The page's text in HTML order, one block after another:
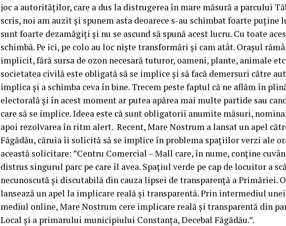
joc a autorităților, care a dus la distrugerea în mare măsură a parcului
scris, noi am auzit și spunem asta deoarece s-au schimbat foarte puține
sunt foarte dezamăgiți și nu se ascund să spună acest lucru. Cu toate
schimbă. Pe ici, pe colo au loc niște transformări și cam atât. Orașul
implicit, fără sursa de ozon necesară tuturor, oameni, plante, animale
societatea civilă este obligată să se implice și să facă demersuri către
implica și a schimba ceva în bine. Trecem peste faptul că ne aflăm în
electorală și în acest moment ar putea apărea mai multe partide sau
care să se implice. Ideea este că sunt obligatorii anumite măsuri,
apoi rezolvarea în ritm alert. Recent, Mare Nostrum a lansat un apel
Făgădău, căruia îi solicită să se implice în problema spațiilor verzi ale
această solicitare: ”Centru Comercial – Mall care, în nume, conține
distrus singurul parc pe care îl avea. Spațiul verde pe cap de locuitor a
necunoscută și discutabilă din cauza lipsei de transparență a Primăriei.
lansează un apel la implicare reală și transparentă. Prin intermediul
mediul online, Mare Nostrum cere implicare reală și transparentă din
Local și a primarului municipiului Constanța, Decebal Făgădău.”.